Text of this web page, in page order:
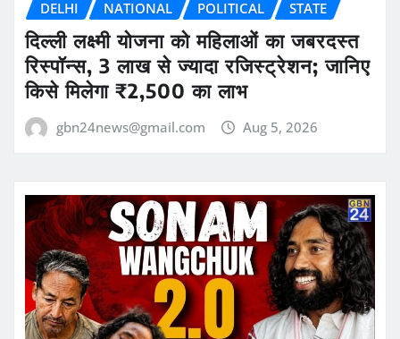
DELHI NATIONAL POLITICAL STATE
दिल्ली लक्ष्मी योजना को महिलाओं का जबरदस्त
रिस्पॉन्स, 3 लाख से ज्यादा रजिस्ट्रेशन; जानिए
किसे मिलेगा ₹2,500 का लाभ
gbn24news@gmail.com Aug 5, 2026